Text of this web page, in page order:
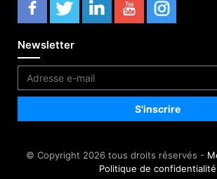
Newsletter
© Copyright 2026 tous droits réservés -
Politique de confidentialité